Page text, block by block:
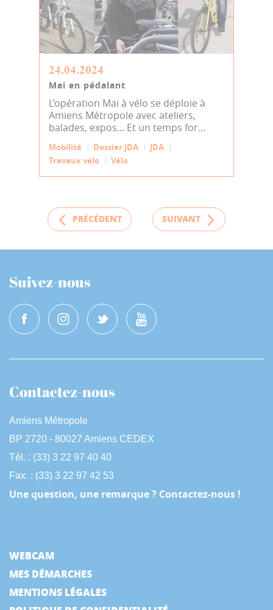
24.04.2024
Mai en pédalant
L’opération Mai à vélo se déploie à
Amiens Métropole avec ateliers,
balades, expos... Et un temps for...
Mobilité Dossier JDA
JDA
Travaux vélo
Vélo
PRÉCÉDENT SUIVANT
Suivez-nous
Contactez-nous
Amiens Métropole
BP 2720 - 80027 Amiens CEDEX
Tél. : (33) 3 22 97 40 40
Fax. : (33) 3 22 97 42 53
Une question, une remarque ? Contactez-nous !
WEBCAM
MES DÉMARCHES
MENTIONS LÉGALES